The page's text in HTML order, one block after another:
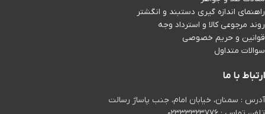
راهنمای اندازه گیری دستبند و انگشتر
روند مرجوعی کالا و استرداد وجه
قوانین و حریم خصوصی
سوالات متداول
ارتباط با ما
آدرس : سمنان، خیابان امام، جنب پاساژ رسالت